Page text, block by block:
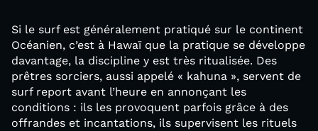
Si le surf est généralement pratiqué sur le continent
Océanien, c’est à Hawaï que la pratique se développe
davantage, la discipline y est très ritualisée. Des
prêtres sorciers, aussi appelé « kahuna », servent de
surf report avant l’heure en annonçant les
conditions : ils les provoquent parfois grâce à des
offrandes et incantations, ils supervisent les rituels